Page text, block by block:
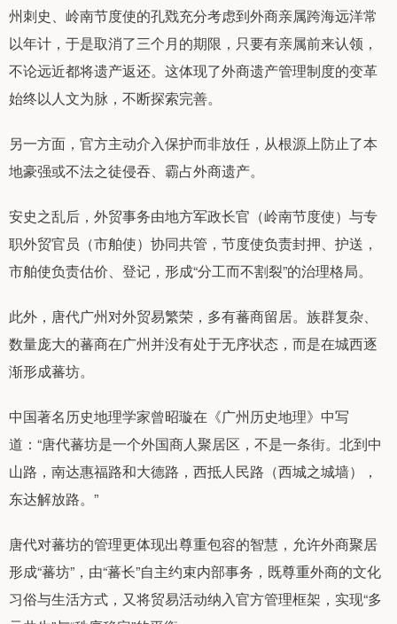
州刺史、岭南节度使的孔戣充分考虑到外商亲属跨海远洋常
以年计，于是取消了三个月的期限，只要有亲属前来认领，
不论远近都将遗产返还。这体现了外商遗产管理制度的变革
始终以人文为脉，不断探索完善。
另一方面，官方主动介入保护而非放任，从根源上防止了本
地豪强或不法之徒侵吞、霸占外商遗产。
安史之乱后，外贸事务由地方军政长官（岭南节度使）与专
职外贸官员（市舶使）协同共管，节度使负责封押、护送，
市舶使负责估价、登记，形成“分工而不割裂”的治理格局。
此外，唐代广州对外贸易繁荣，多有蕃商留居。族群复杂、
数量庞大的蕃商在广州并没有处于无序状态，而是在城西逐
渐形成蕃坊。
中国著名历史地理学家曾昭璇在《广州历史地理》中写
道：“唐代蕃坊是一个外国商人聚居区，不是一条街。北到中
山路，南达惠福路和大德路，西抵人民路（西城之城墙），
东达解放路。”
唐代对蕃坊的管理更体现出尊重包容的智慧，允许外商聚居
形成“蕃坊”，由“蕃长”自主约束内部事务，既尊重外商的文化
习俗与生活方式，又将贸易活动纳入官方管理框架，实现“多